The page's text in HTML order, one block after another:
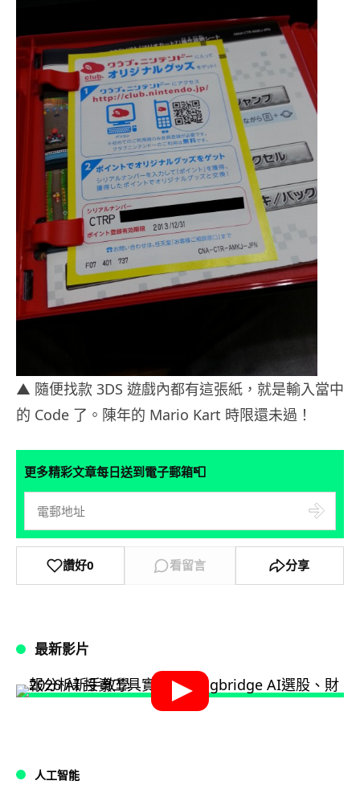
▲ 隨便找款 3DS 遊戲內都有這張紙，就是輸入當中
的 Code 了。陳年的 Mario Kart 時限還未過！
更多精彩文章每日送到電子郵箱📮
讚好0 看留言 分享
最新影片
人工智能